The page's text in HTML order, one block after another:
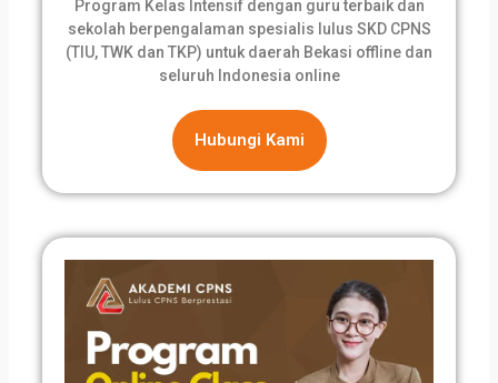
Program Kelas Intensif dengan guru terbaik dan
sekolah berpengalaman spesialis lulus SKD CPNS
(TIU, TWK dan TKP) untuk daerah Bekasi offline dan
seluruh Indonesia online
Hubungi Kami